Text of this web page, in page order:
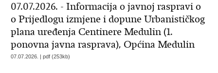
07.07.2026. - Informacija o javnoj raspravi o
o Prijedlogu izmjene i dopune Urbanističkog
plana uređenja Centinere Medulin (1.
ponovna javna rasprava), Općina Medulin
07.07.2026. | pdf (253kb)